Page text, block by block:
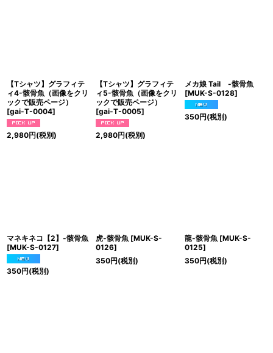
【Tシャツ】グラフィテ
ィ4-骸骨魚（画像をクリ
ックで販売ページ）
[gai-T-0004]
2,980円(税別)
【Tシャツ】グラフィテ
ィ5-骸骨魚（画像をクリ
ックで販売ページ）
[gai-T-0005]
2,980円(税別)
メカ娘 Tail -骸骨魚
[MUK-S-0128]
350円(税別)
マネキネコ【2】-骸骨魚
[MUK-S-0127]
350円(税別)
虎-骸骨魚 [MUK-S-
0126]
350円(税別)
龍-骸骨魚 [MUK-S-
0125]
350円(税別)